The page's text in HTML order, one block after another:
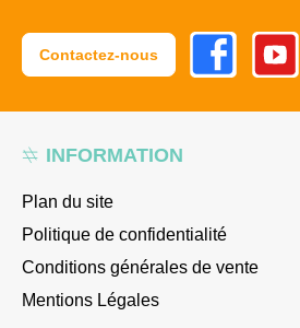
INFORMATION
Plan du site
Politique de confidentialité
Conditions générales de vente
Mentions Légales
Contactez-nous
FacebookYoutube